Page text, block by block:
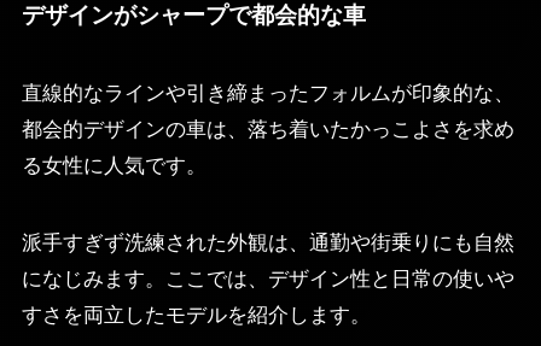
デザインがシャープで都会的な車
直線的なラインや引き締まったフォルムが印象的な、
都会的デザインの車は、落ち着いたかっこよさを求め
る女性に人気です。
派手すぎず洗練された外観は、通勤や街乗りにも自然
になじみます。ここでは、デザイン性と日常の使いや
すさを両立したモデルを紹介します。